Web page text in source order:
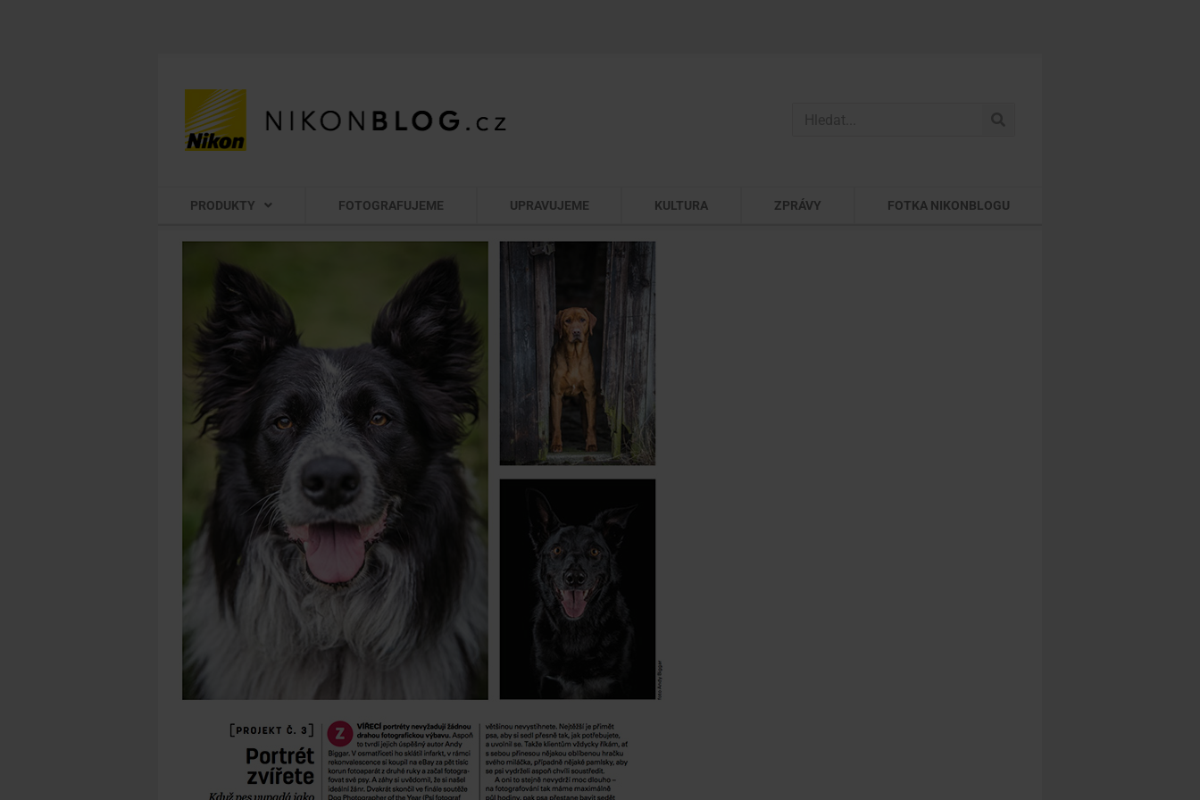
PRODUKTY FOTOGRAFUJEME UPRAVUJEME KULTURA ZPRÁVY FOTKA NIKONBLOGU